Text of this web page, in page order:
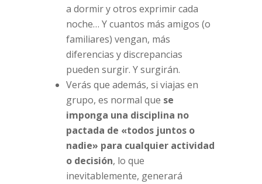
a dormir y otros exprimir cada
noche… Y cuantos más amigos (o
familiares) vengan, más
diferencias y discrepancias
pueden surgir. Y surgirán.
Verás que además, si viajas en
grupo, es normal que se
imponga una disciplina no
pactada de «todos juntos o
nadie» para cualquier actividad
o decisión, lo que
inevitablemente, generará